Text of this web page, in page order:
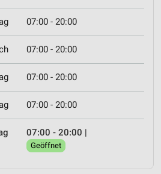
07:00 - 20:00
07:00 - 20:00
07:00 - 20:00
07:00 - 20:00
07:00 - 20:00 |
Geöffnet